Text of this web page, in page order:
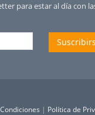
para estar al día con
| Política de